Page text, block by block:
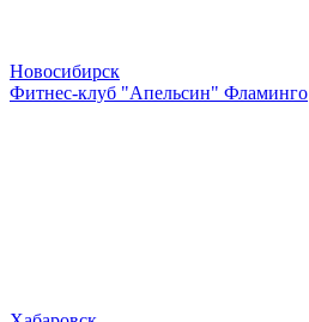
Новосибирск
Фитнес-клуб "Апельсин" Фламинго